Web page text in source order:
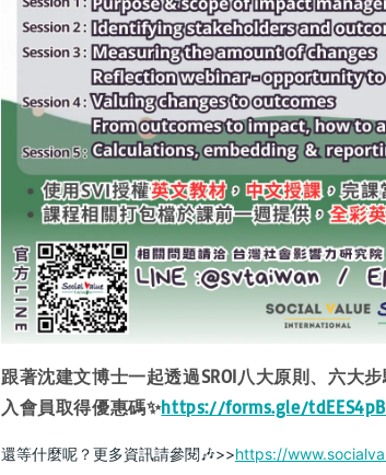
跟著沈建文博士一起透過SROI八大原則、六大
入會員取得優惠碼✨https://forms.gle/
還等什麼呢？更多資訊請參閱🎶>>https://